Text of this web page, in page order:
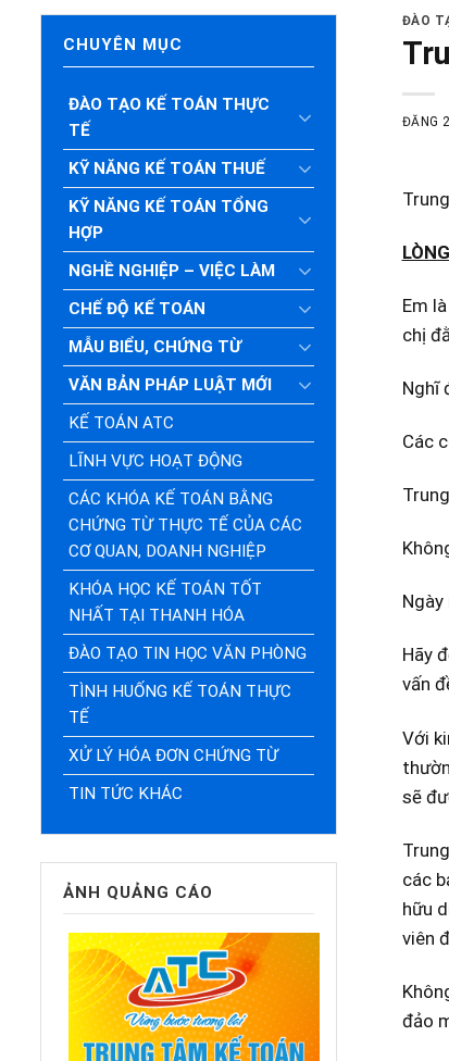
CHUYÊN MỤC
ĐÀO TẠO KẾ TOÁN THỰC
TẾ
KỸ NĂNG KẾ TOÁN THUẾ
KỸ NĂNG KẾ TOÁN TỔNG
HỢP
NGHỀ NGHIỆP – VIỆC LÀM
CHẾ ĐỘ KẾ TOÁN
MẪU BIỂU, CHỨNG TỪ
VĂN BẢN PHÁP LUẬT MỚI
KẾ TOÁN ATC
LĨNH VỰC HOẠT ĐỘNG
CÁC KHÓA KẾ TOÁN BẰNG
CHỨNG TỪ THỰC TẾ CỦA CÁC
CƠ QUAN, DOANH NGHIỆP
KHÓA HỌC KẾ TOÁN TỐT
NHẤT TẠI THANH HÓA
ĐÀO TẠO TIN HỌC VĂN PHÒNG
TÌNH HUỐNG KẾ TOÁN THỰC
TẾ
XỬ LÝ HÓA ĐƠN CHỨNG TỪ
TIN TỨC KHÁC
ẢNH QUẢNG CÁO
ĐÀO
ĐĂNG
Em
chị
Nghĩ
Các
Hãy
vấn
Với
sẽ
các
hữu
viên
đảo